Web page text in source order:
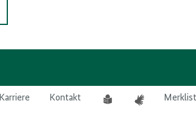
Karriere Kontakt
Leichte